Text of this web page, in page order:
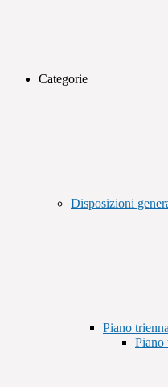
Categorie
Disposizioni
Piano
Piano